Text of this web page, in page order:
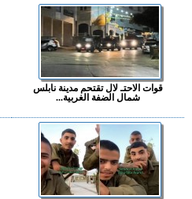
قوات الاحتـ لال تقتحم مدينة نابلس
شمال الضفة الغربية...